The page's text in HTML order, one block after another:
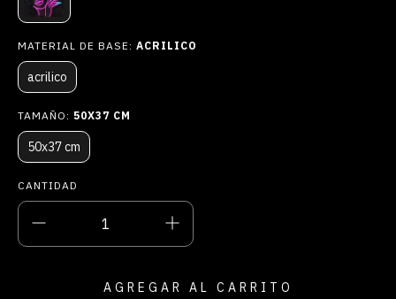
MATERIAL DE BASE: ACRILICO
acrilico
TAMAÑO: 50X37 CM
50x37 cm
CANTIDAD